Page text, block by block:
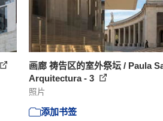
画廊 祷告区的室外祭坛 / Paula
Arquitectura - 3
照片
添加书签